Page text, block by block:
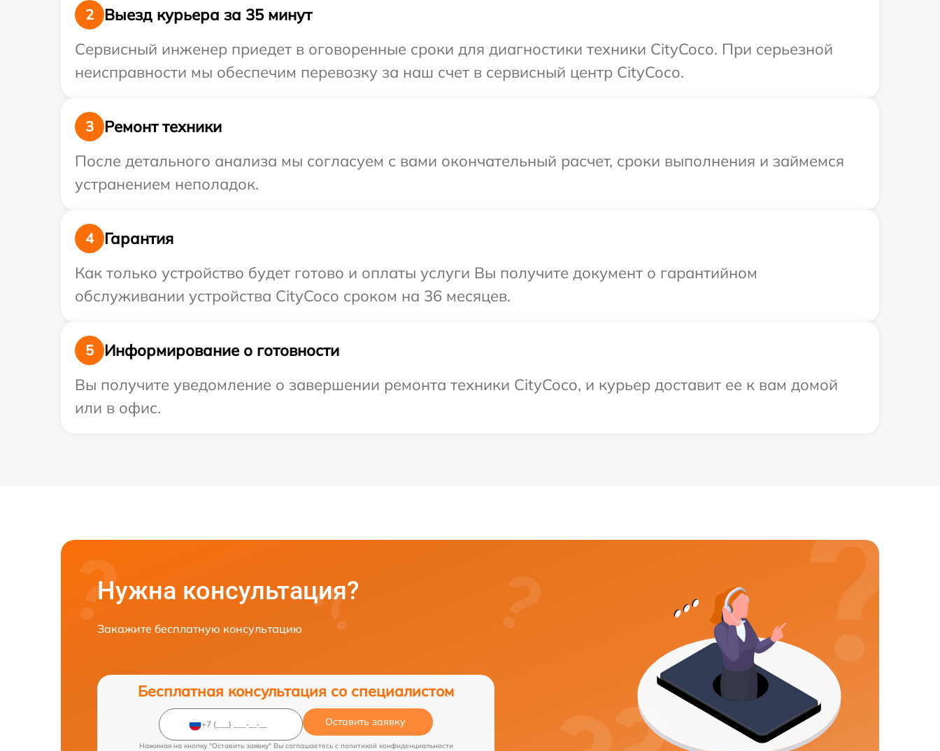
2
Выезд курьера за 35 минут
Сервисный инженер приедет в оговоренные сроки для диагностики техники CityCoco. При серьезной
неисправности мы обеспечим перевозку за наш счет в сервисный центр CityCoco.
3
Ремонт техники
После детального анализа мы согласуем с вами окончательный расчет, сроки выполнения и займемся
устранением неполадок.
4
Гарантия
Как только устройство будет готово и оплаты услуги Вы получите документ о гарантийном
обслуживании устройства CityCoco сроком на 36 месяцев.
5
Информирование о готовности
Вы получите уведомление о завершении ремонта техники CityCoco, и курьер доставит ее к вам домой
или в офис.
Нужна консультация?
Закажите бесплатную консультацию
Бесплатная консультация со специалистом
Оставить заявку
Нажимая на кнопку "Оставить заявку" Вы соглашаетесь c политикой конфиденциальности